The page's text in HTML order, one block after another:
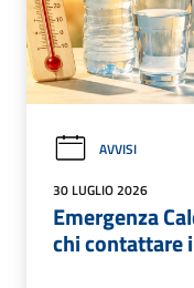
AVVISI
30 LUGLIO 2026
Emergenza
chi contattare